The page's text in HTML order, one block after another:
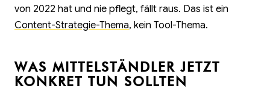
von 2022 hat und nie pflegt, fällt raus. Das ist ein
Content-Strategie-Thema, kein Tool-Thema.
WAS MITTELSTÄNDLER JETZT
KONKRET TUN SOLLTEN